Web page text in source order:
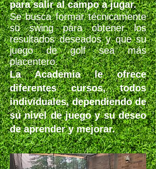
para salir al campo a jugar.
Se busca formar técnicamente
su swing para obtener los
resultados deseados y que su
juego de golf sea más
placentero.
La Academia le ofrece
diferentes cursos, todos
individuales, dependiendo de
su nivel de juego y su deseo
de aprender y mejorar.